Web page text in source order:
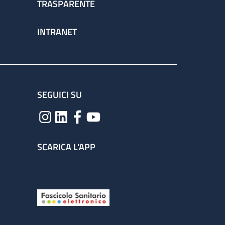
TRASPARENTE
INTRANET
SEGUICI SU
SCARICA L'APP